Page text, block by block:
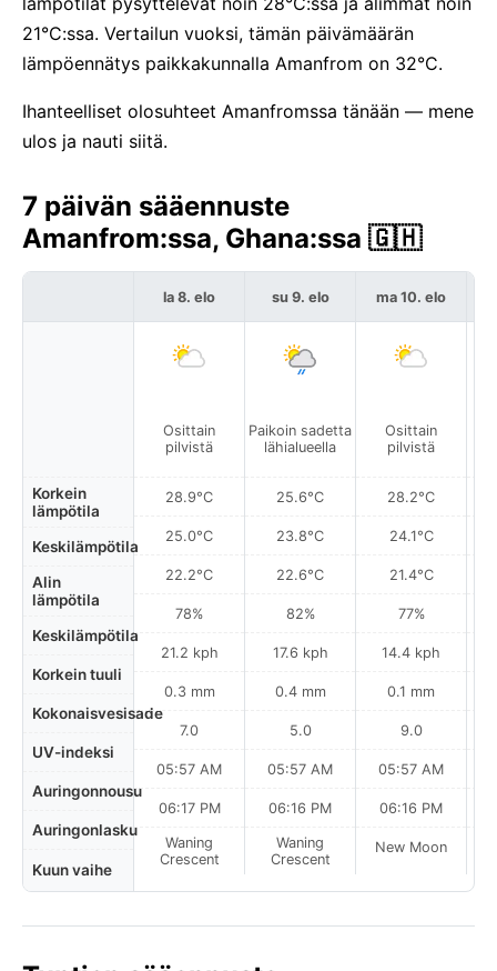
21°C:ssa. Vertailun vuoksi, tämän päivämäärän
lämpöennätys paikkakunnalla Amanfrom on 32°C.
Ihanteelliset olosuhteet Amanfromssa tänään — mene
ulos ja nauti siitä.
7 päivän sääennuste
Amanfrom:ssa, Ghana:ssa 🇬🇭
Korkein
lämpötila
Keskilämpötila
Alin
lämpötila
Keskilämpötila
Korkein tuuli
Kokonaisvesisade
UV-indeksi
Auringonnousu
Auringonlasku
Kuun vaihe
la 8. elo
Osittain
pilvistä
28.9°C
25.0°C
22.2°C
78%
21.2 kph
0.3 mm
7.0
05:57 AM
06:17 PM
Waning
Crescent
su 9. elo
Paikoin sadetta
lähialueella
25.6°C
23.8°C
22.6°C
82%
17.6 kph
0.4 mm
5.0
05:57 AM
06:16 PM
Waning
Crescent
ma 10. elo
Osittain
pilvistä
28.2°C
24.1°C
21.4°C
77%
14.4 kph
0.1 mm
9.0
05:57 AM
06:16 PM
New Moon